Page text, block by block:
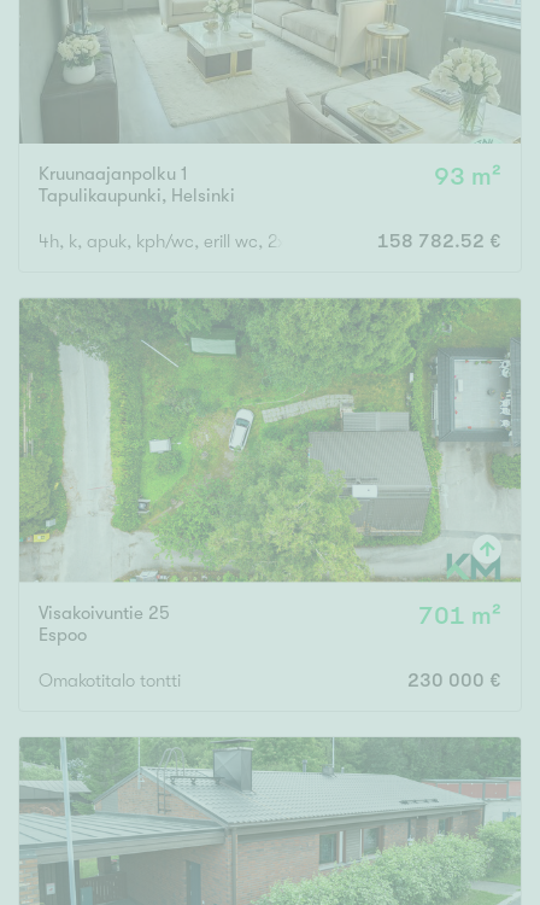
Ominaisuudet
Järvi- tai merinäköala
Maalämpö
Oma ranta
Oma sauna
Senioriasunto
Kruunaajanpolku 1
Tapulikaupunki, Helsinki
93 m²
4h, k, apuk, kph/wc, erill wc, 2xvh, las. parv158 782.52 €
Visakoivuntie 25
Espoo
701 m²
Omakotitalo tontti 230 000 €